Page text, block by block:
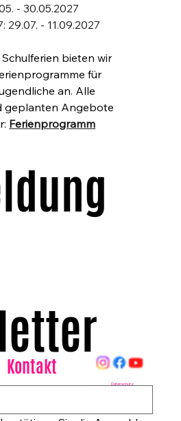
- 30.05.2027
29.07. - 11.09.2027
bieten wir
für
an. Alle
geplanten Angebote
Ferienprogramm
Datenschutz
Kontakt